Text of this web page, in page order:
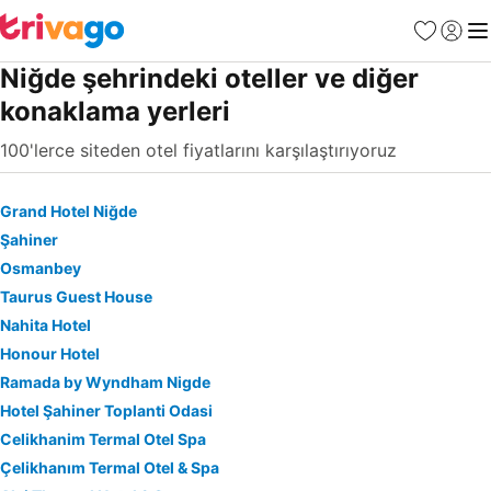
Favoriler
Giriş
Niğde şehrindeki oteller ve diğer
konaklama yerleri
100'lerce siteden otel fiyatlarını karşılaştırıyoruz
Grand Hotel Niğde
Şahiner
Osmanbey
Taurus Guest House
Nahita Hotel
Honour Hotel
Ramada by Wyndham Nigde
Hotel Şahiner Toplanti Odasi
Celikhanim Termal Otel Spa
Çelikhanım Termal Otel & Spa